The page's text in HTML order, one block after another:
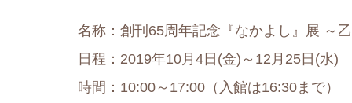
名称：創刊65周年記念『なかよし』展 ～
日程：2019年10月4日(金)～12月25日(水)
時間：10:00～17:00（入館は16:30まで）